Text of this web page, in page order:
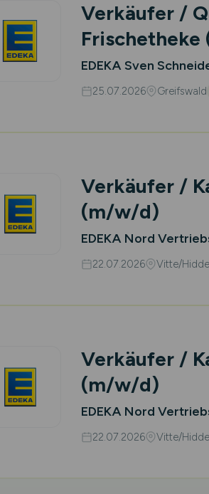
Verkäufer /
Frischetheke
EDEKA Sven
25.07.2026 Greifswald
Verkäufer /
(m/w/d)
EDEKA Nord
22.07.2026 Vitte/
Verkäufer /
(m/w/d)
EDEKA Nord
22.07.2026 Vitte/